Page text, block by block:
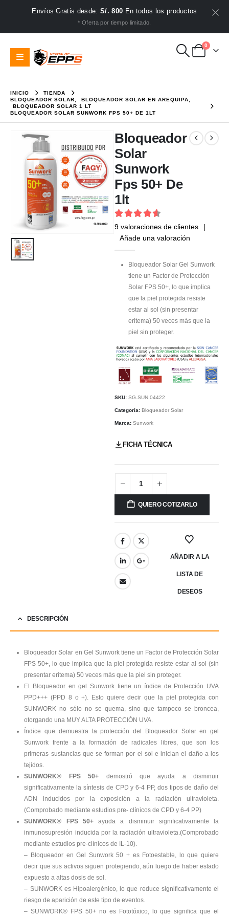
Envíos Gratis desde:S/. 800 En todos los productos
* Oferta por tiempo limitado.
0
INICIO
TIENDA
BLOQUEADOR SOLAR
BLOQUEADOR SOLAR EN AREQUIPA
BLOQUEADOR SOLAR 1 LT
BLOQUEADOR SOLAR SUNWORK FPS 50+ DE 1LT
Bloqueador
Solar
Sunwork
Fps 50+ De
1lt
4.67out of 5
9 valoraciones de clientes
|
Añade una valoración
Bloqueador Solar Gel Sunwork
tiene un Factor de Protección
Solar FPS 50+, lo que implica
que la piel protegida resiste
estar al sol (sin presentar
eritema) 50 veces más que la
piel sin proteger.
SKU: SG.SUN.04422
Categoría: Bloqueador Solar
Marca: Sunwork
FICHA TÉCNICA
QUIERO COTIZARLO
AÑADIR A LA
LISTA DE
DESEOS
DESCRIPCIÓN
Bloqueador Solar en Gel Sunwork tiene un Factor de Protección Solar
FPS 50+, lo que implica que la piel protegida resiste estar al sol (sin
presentar eritema) 50 veces más que la piel sin proteger.
El Bloqueador en gel Sunwork tiene un índice de Protección UVA
PPD+++ (PPD 8 o +). Esto quiere decir que la piel protegida con
SUNWORK no sólo no se quema, sino que tampoco se broncea,
otorgando una MUY ALTA PROTECCIÓN UVA.
Índice que demuestra la protección del Bloqueador Solar en gel
Sunwork frente a la formación de radicales libres, que son los
primeras sustancias que se forman por el sol e inician el daño a los
tejidos.
SUNWORK® FPS 50+ demostró que ayuda a disminuir
significativamente la síntesis de CPD y 6-4 PP, dos tipos de daño del
ADN inducidos por la exposición a la radiación ultravioleta.
(Comprobado mediante estudios pre- clínicos de CPD y 6-4 PP)
SUNWORK® FPS 50+ayuda a disminuir significativamente la
inmunosupresión inducida por la radiación ultravioleta.(Comprobado
mediante estudios pre-clínicos de IL-10).
– Bloqueador en Gel Sunwork 50 + es Fotoestable, lo que quiere
decir que sus activos siguen protegiendo, aún luego de haber estado
expuesto a altas dosis de sol.
– SUNWORK es Hipoalergénico, lo que reduce significativamente el
riesgo de aparición de este tipo de eventos.
– SUNWORK® FPS 50+ no es Fototóxico, lo que signifi­ca que el